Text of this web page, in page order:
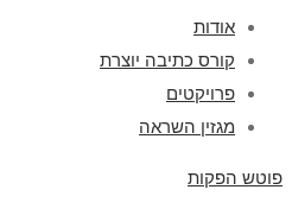
אודות
קורס כתיבה יוצרת
פרויקטים
מגזין השראה
פוטש הפקות